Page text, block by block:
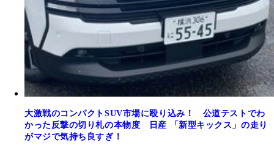
大激戦のコンパクトSUV市場に殴り込み！ 公道テストでわ
かった反撃の切り札の本物度 日産 「新型キックス」の走り
がマジで気持ち良すぎ！